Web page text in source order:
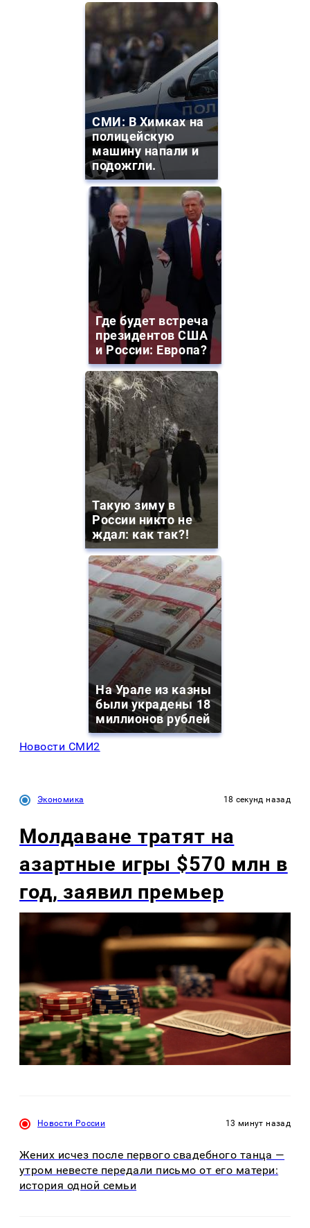
СМИ: В Химках на
полицейскую
машину напали и
подожгли.
Где будет встреча
президентов США
и России: Европа?
Такую зиму в
России никто не
ждал: как так?!
На Урале из казны
были украдены 18
миллионов рублей
Новости СМИ2
Экономика 18 секунд назад
Молдаване тратят на
азартные игры $570 млн в
год, заявил премьер
Новости России 13 минут назад
Жених исчез после первого свадебного танца —
утром невесте передали письмо от его матери:
история одной семьи